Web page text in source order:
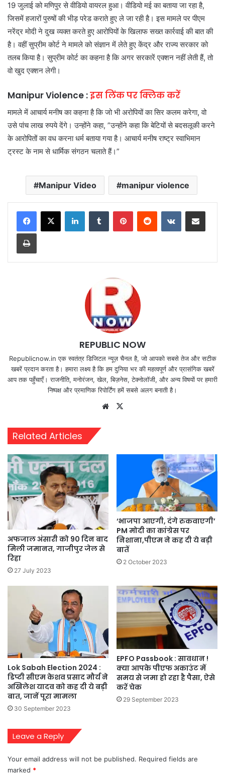
19 जुलाई को मणिपुर से वीडियो वायरल हुआ। वीडियो मई का बताया जा रहा है,
जिसमें हजारों पुरुषों की भीड़ परेड कराते हुए ले जा रही है। इस मामले पर पीएम
नरेंद्र मोदी ने दुख व्यक्त करते हुए आरोपियों के खिलाफ सख्त कार्रवाई की बात की
है। वहीं सुप्रीम कोर्ट ने मामले को संज्ञान में लेते हुए केंद्र और राज्य सरकार को
तलब किया है। सुप्रीम कोर्ट का कहना है कि अगर सरकारें एक्शन नहीं लेती हैं, तो
वो खुद एक्शन लेगी।
Manipur Violence :इस लिंक पर क्लिक करें
मामले में आचार्य मनीष का कहना है कि जो भी अरोपियों का सिर कलम करेगा, वो
उसे पांच लाख रुपये देंगे। उन्होंने कहा, ”उन्होंने कहा कि बेटियों से बदसलूकी करने
के आरोपितों का वध करना धर्म बताया गया है। आचार्य मनीष राष्ट्र स्वाभिमान
ट्रस्ट के नाम से धार्मिक संगठन चलाते हैं।”
Manipur Video manipur violence
LinkedInTumblr PinterestReddit VKontakteShare via Email
Print
REPUBLIC NOW
Republicnow.in एक स्वतंत्र डिजिटल न्यूज़ चैनल है, जो आपको सबसे तेज और सटीक
खबरें प्रदान करता है। हमारा लक्ष्य है कि हम दुनिया भर की महत्वपूर्ण और प्रासंगिक खबरें
आप तक पहुँचाएँ। राजनीति, मनोरंजन, खेल, बिज़नेस, टेक्नोलॉजी, और अन्य विषयों पर हमारी
निष्पक्ष और प्रमाणिक रिपोर्टिंग हमें सबसे अलग बनाती है।
Website
Related Articles
अफजाल अंसारी को 90 दिन बाद
मिली जमानत, गाजीपुर जेल से
रिहा
27 July 2023
‘भाजपा आएगी, दंगे रुकवाएगी’
PM मोदी का कांग्रेस पर
निशाना,पीएम ने कह दी ये बड़ी
बातें
2 October 2023
Lok Sabah Election 2024 :
डिप्टी सीएम केशव प्रसाद मौर्य ने
अखिलेश यादव को कह दी ये बड़ी
बात, जानें पूरा मामला
30 September 2023
EPFO Passbook : सावधान !
क्या आपके पीएफ अकाउंट में
समय से जमा हो रहा है पैसा, ऐसे
करें चेक
29 September 2023
Leave a Reply
Your email address will not be published. Required fields are
marked *